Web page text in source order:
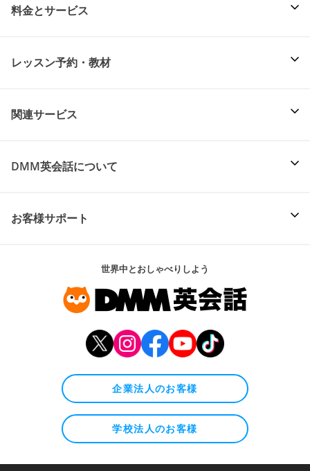
料金とサービス
レッスン予約・教材
関連サービス
DMM英会話について
お客様サポート
世界中とおしゃべりしよう
企業法人のお客様
学校法人のお客様